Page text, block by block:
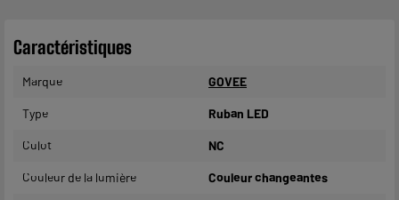
Caractéristiques
Marque GOVEE
Type Ruban LED
Culot NC
Couleur de la lumière Couleur changeantes